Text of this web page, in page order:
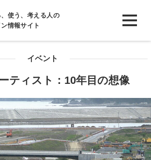
使う、考える人の
情報サイト
イベント
ティスト：10年目の想像